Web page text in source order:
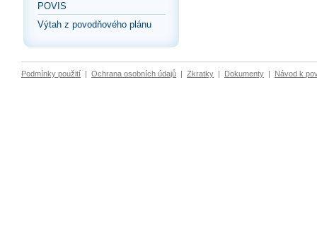
POVIS
Výtah z povodňového plánu
Podmínky použití | Ochrana osobních údajů | Zkratky | Dokumenty | Návod k